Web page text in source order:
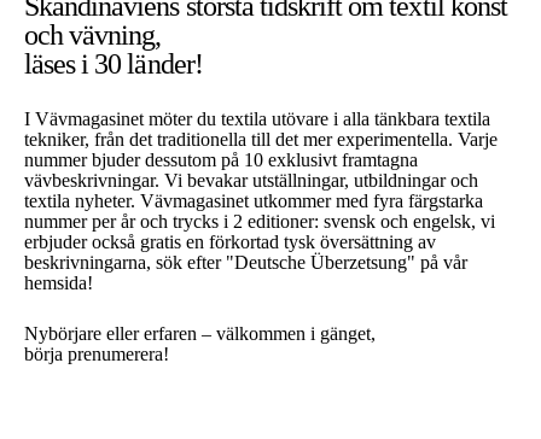
och vävning,
läses i 30 länder!
I Vävmagasinet möter du textila utövare i alla tänkbara textila
tekniker, från det traditionella till det mer experimentella. Varje
nummer bjuder dessutom på 10 exklusivt framtagna
vävbeskrivningar. Vi bevakar utställningar, utbildningar och
textila nyheter. Vävmagasinet utkommer med fyra färgstarka
nummer per år och trycks i 2 editioner: svensk och engelsk, vi
erbjuder också gratis en förkortad tysk översättning av
beskrivningarna, sök efter "Deutsche Überzetsung" på vår
hemsida!
Nybörjare eller erfaren – välkommen i gänget,
börja prenumerera!